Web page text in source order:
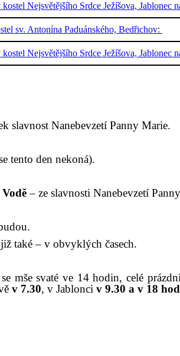
kostel Nejsvětějšího Srdce Ježíšova, Jablonec
sv. Antonína Paduánského, Bedřichov:
kostel Nejsvětějšího Srdce Ježíšova, Jablonec
slavnost Nanebevzetí Panny Marie.
tento den nekoná).
– ze slavnosti Nanebevzetí
.
také – v obvyklých časech.
mše svaté ve 14 hodin, celé
v 7.30, v Jablonci v 9.30 a v 18